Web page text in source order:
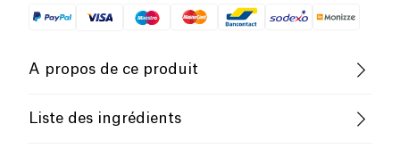
A propos de ce produit
Pauvre en sel
Liste des ingrédients